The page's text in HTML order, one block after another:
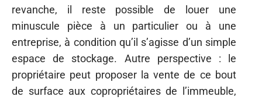
revanche, il reste possible de louer une
minuscule pièce à un particulier ou à une
entreprise, à condition qu’il s’agisse d’un simple
espace de stockage. Autre perspective : le
propriétaire peut proposer la vente de ce bout
de surface aux copropriétaires de l’immeuble,